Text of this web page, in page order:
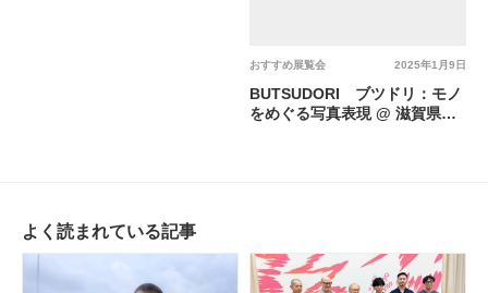
2025年1月9日
おすすめ展覧会
BUTSUDORI ブツドリ：モノ
をめぐる写真表現 @ 滋賀県立
よく読まれている記事